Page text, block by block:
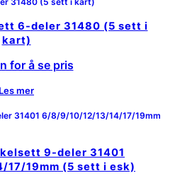
6-deler 31480 (5 sett i
kart)
for å se pris
Les mer
9-deler 31401
19mm (5 sett i esk)